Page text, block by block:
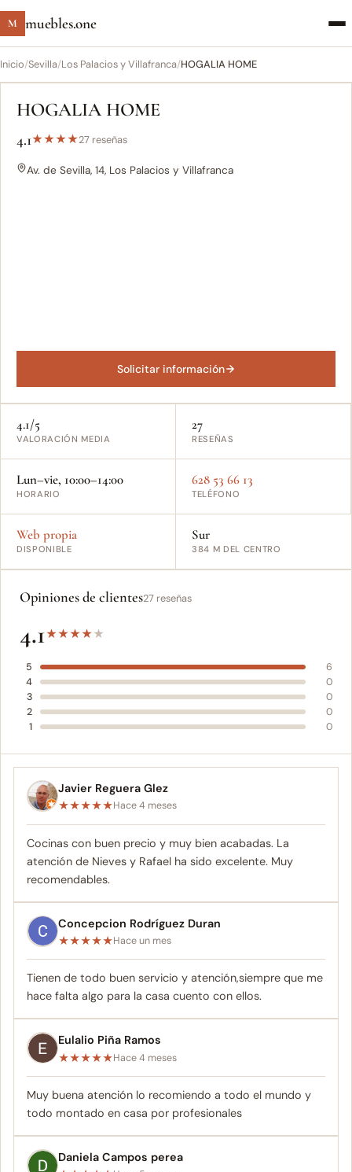
M muebles.one
Inicio/Sevilla/Los Palacios y Villafranca/HOGALIA HOME
HOGALIA HOME
4.1★★★★27 reseñas
Av. de Sevilla, 14, Los Palacios y Villafranca
Solicitar información
4.1/5
VALORACIÓN MEDIA
27
RESEÑAS
Lun–vie, 10:00–14:00
HORARIO
628 53 66 13
TELÉFONO
Web propia
DISPONIBLE
Sur
384 M DEL CENTRO
Opiniones de clientes27 reseñas
4.1★★★★★
5
6
4
0
3
0
2
0
1
0
Javier Reguera Glez
★★★★★Hace 4 meses
Cocinas con buen precio y muy bien acabadas. La
atención de Nieves y Rafael ha sido excelente. Muy
recomendables.
Concepcion Rodríguez Duran
★★★★★Hace un mes
Tienen de todo buen servicio y atención,siempre que me
hace falta algo para la casa cuento con ellos.
Eulalio Piña Ramos
★★★★★Hace 4 meses
Muy buena atención lo recomiendo a todo el mundo y
todo montado en casa por profesionales
Daniela Campos perea